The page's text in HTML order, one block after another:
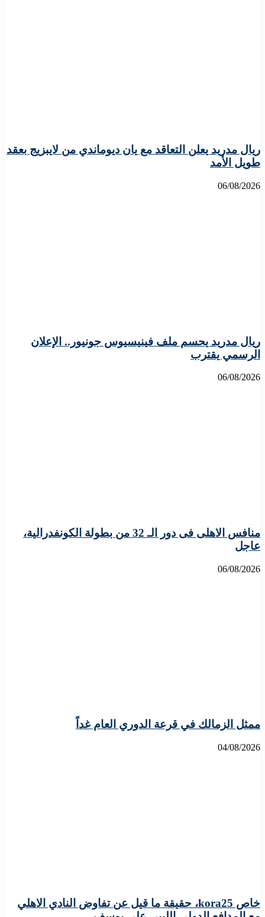
ريال مدريد يعلن التعاقد مع يان ديوماندي من لايبزيج بعقد
طويل الأمد
06/08/2026
ريال مدريد يحسم ملف فينيسيوس جونيور.. الإعلان
الرسمي يقترب
06/08/2026
منافس الاهلى فى دور الـ 32 من بطولة الكونفدرالية،
عاجل
06/08/2026
ممثل الزمالك في قرعة الدوري العام غداً
04/08/2026
خاص kora25، حقيقة ما قيل عن تفاوض النادي الاهلي